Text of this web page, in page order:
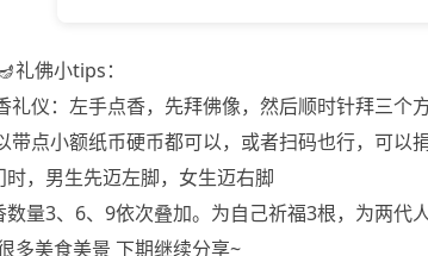
礼佛小tips：
礼仪：左手点香，先拜佛像，然后顺时针拜三个
带点小额纸币硬币都可以，或者扫码也行，可以
时，男生先迈左脚，女生迈右脚
数量3、6、9依次叠加。为自己祈福3根，为两代
多美食美景 下期继续分享~